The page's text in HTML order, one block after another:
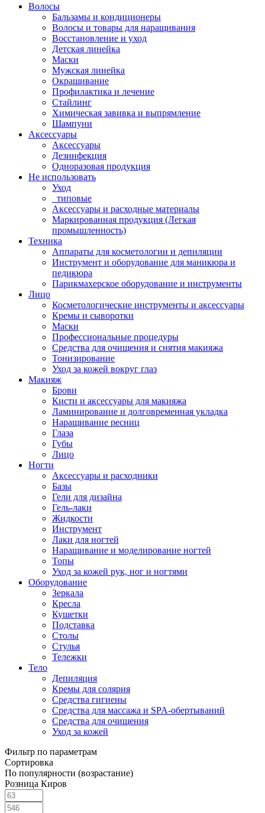
Волосы
Бальзамы и кондиционеры
Волосы и товары для наращивания
Восстановление и уход
Детская линейка
Маски
Мужская линейка
Окрашивание
Профилактика и лечение
Стайлинг
Химическая завивка и выпрямление
Шампуни
Аксессуары
Аксессуары
Дезинфекция
Одноразовая продукция
Не использовать
Уход
_типовые
Аксессуары и расходные материалы
Маркированная продукция (Легкая
промышленность)
Техника
Аппараты для косметологии и депиляции
Инструмент и оборудование для маникюра и
педикюра
Парикмахерское оборудование и инструменты
Лицо
Косметологические инструменты и аксессуары
Кремы и сыворотки
Маски
Профессиональные процедуры
Средства для очищения и снятия макияжа
Тонизирование
Уход за кожей вокруг глаз
Макияж
Брови
Кисти и аксессуары для макияжа
Ламинирование и долговременная укладка
Наращивание ресниц
Глаза
Губы
Лицо
Ногти
Аксессуары и расходники
Базы
Гели для дизайна
Гель-лаки
Жидкости
Инструмент
Лаки для ногтей
Наращивание и моделирование ногтей
Топы
Уход за кожей рук, ног и ногтями
Оборудование
Зеркала
Кресла
Кушетки
Подставка
Столы
Стулья
Тележки
Тело
Депиляция
Кремы для солярия
Средства гигиены
Средства для массажа и SPA-обертываний
Средства для очищения
Уход за кожей
Фильтр по параметрам
Сортировка
По популярности (возрастание)
Розница Киров